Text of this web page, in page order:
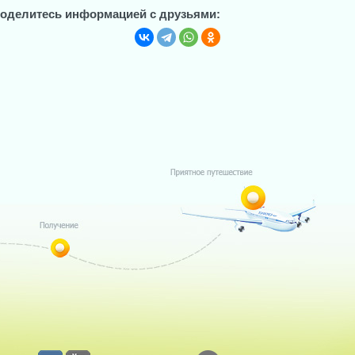
информацией с друзьями: